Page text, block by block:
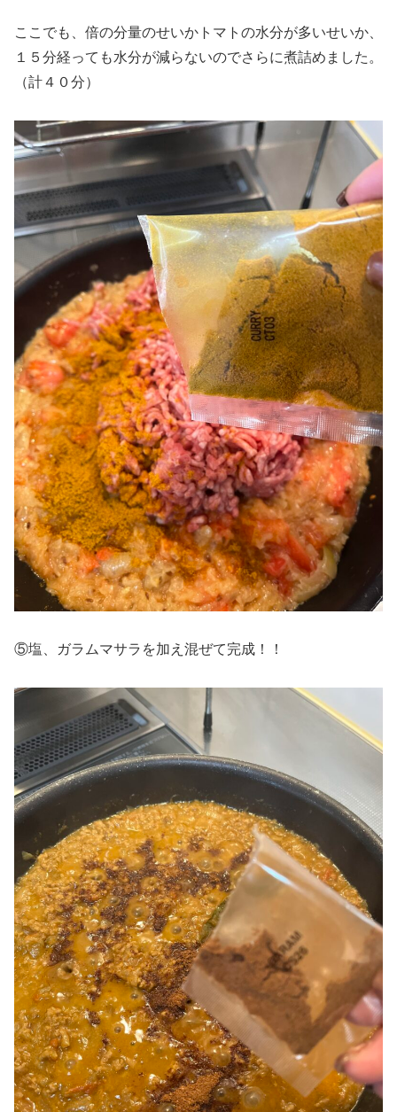
ここでも、倍の分量のせいかトマトの水分が多いせいか、
１５分経っても水分が減らないのでさらに煮詰めました。
（計４０分）
⑤塩、ガラムマサラを加え混ぜて完成！！